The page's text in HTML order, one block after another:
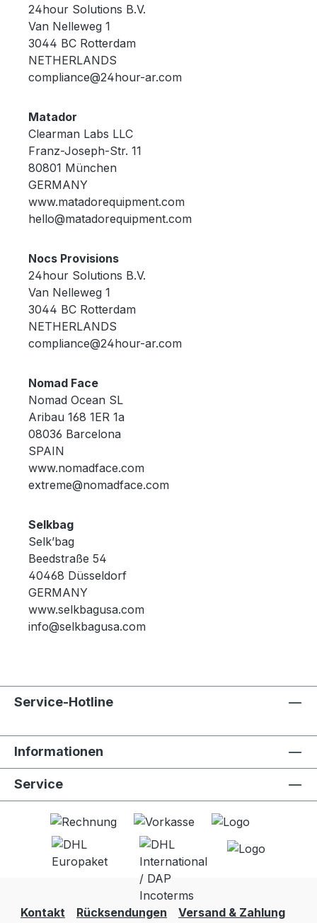
24hour Solutions B.V.
Van Nelleweg 1
3044 BC Rotterdam
NETHERLANDS
compliance@24hour-ar.com
Matador
Clearman Labs LLC
Franz-Joseph-Str. 11
80801 München
GERMANY
www.matadorequipment.com
hello@matadorequipment.com
Nocs Provisions
24hour Solutions B.V.
Van Nelleweg 1
3044 BC Rotterdam
NETHERLANDS
compliance@24hour-ar.com
Nomad Face
Nomad Ocean SL
Aribau 168 1ER 1a
08036 Barcelona
SPAIN
www.nomadface.com
extreme@nomadface.com
Selkbag
Selk’bag
Beedstraße 54
40468 Düsseldorf
GERMANY
www.selkbagusa.com
info@selkbagusa.com
Service-Hotline
Informationen
Service
Kontakt Rücksendungen Versand & Zahlung